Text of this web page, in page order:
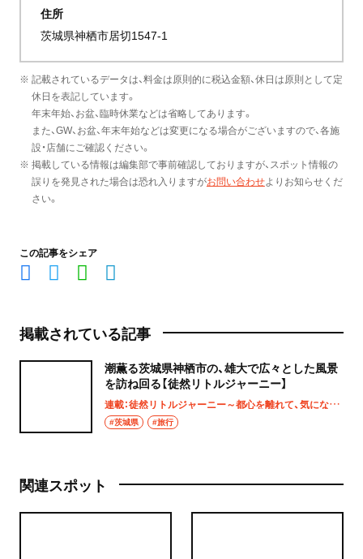
住所
茨城県神栖市居切1547-1
※ 記載されているデータは、料金は原則的に税込金額、休日は原則として定
休日を表記しています。
年末年始、お盆、臨時休業などは省略してあります。
また、GW、お盆、年末年始などは変更になる場合がございますので、各施
設・店舗にご確認ください。
※ 掲載している情報は編集部で事前確認しておりますが、スポット情報の
誤りを発見された場合は恐れ入りますがお問い合わせよりお知らせくだ
さい。
この記事をシェア
掲載されている記事
潮薫る茨城県神栖市の、雄大で広々とした風景
を訪ね回る【徒然リトルジャーニー】
連載：徒然リトルジャーニー～都心を離れて、気になる土地へ
#茨城県 #旅行
関連スポット